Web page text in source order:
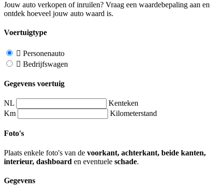
Jouw auto verkopen of inruilen? Vraag een waardebepaling aan en
ontdek hoeveel jouw auto waard is.
Voertuigtype
Personenauto
Bedrijfswagen
Gegevens voertuig
NL
Kenteken
Km
Kilometerstand
Foto's
Plaats enkele foto's van de voorkant, achterkant, beide kanten,
interieur, dashboard en eventuele schade.
Gegevens